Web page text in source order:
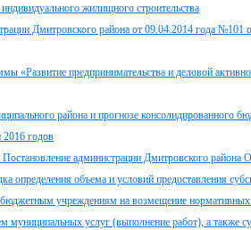
жилищного строительства
Дмитровского района от 09.04.2014 года №101
«Развитие предпринимательства и деловой
района и прогнозе консолидированного
2016 годов
администрации Дмитровского района
определения объема и условий предоставления
учреждениям на возмещение нормативных
муниципальных услуг (выполнение работ), а также